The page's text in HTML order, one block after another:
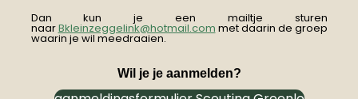
Dan kun je een mailtje sturen
naarBkleinzeggelink@hotmail.com met daarin de groep
waarin je wil meedraaien.
Wil je je aanmelden?